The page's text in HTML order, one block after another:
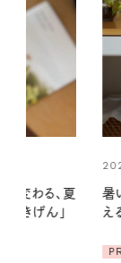
ン。私を整
ケア
真
や
ア